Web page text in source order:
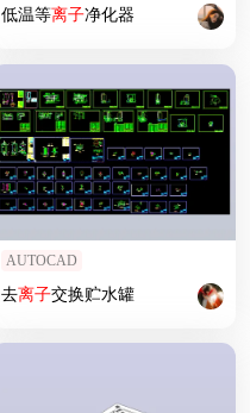
低温等离子净化器
AUTOCAD
去离子交换贮水罐